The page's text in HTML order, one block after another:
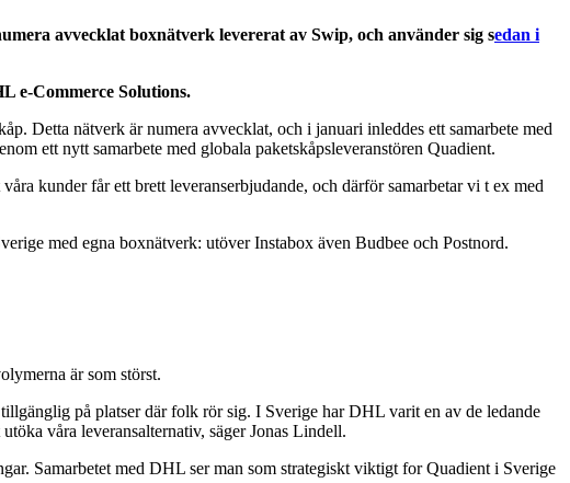
avvecklat boxnätverk levererat av Swip, och använder sig sedan i
e-Commerce Solutions.
Detta nätverk är numera avvecklat, och i januari inleddes ett samarbete med
ett nytt samarbete med globala paketskåpsleveranstören Quadient.
kunder får ett brett leveranserbjudande, och därför samarbetar vi t ex med
med egna boxnätverk: utöver Instabox även Budbee och Postnord.
är som störst.
på platser där folk rör sig. I Sverige har DHL varit en av de ledande
våra leveransalternativ, säger Jonas Lindell.
Samarbetet med DHL ser man som strategiskt viktigt for Quadient i Sverige